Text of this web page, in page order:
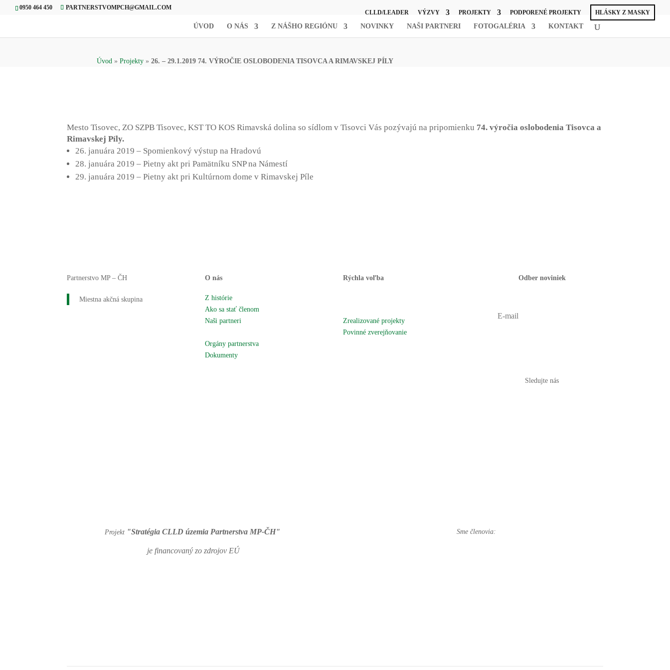
0950 464 450 PARTNERSTVOMPCH@GMAIL.COM
CLLD/LEADER VÝZVY PROJEKTY PODPORENÉ PROJEKTY HLÁSKY Z MASKY
ÚVOD O NÁS Z NÁŠHO REGIÓNU NOVINKY NAŠI PARTNERI FOTOGALÉRIA KONTAKT
Úvod »Projekty »26. – 29.1.2019 74. VÝROČIE OSLOBODENIA TISOVCA A RIMAVSKEJ PÍLY
Mesto Tisovec, ZO SZPB Tisovec, KST TO KOS Rimavská dolina so sídlom v Tisovci Vás pozývajú na pripomienku 74. výročia oslobodenia Tisovca a
Rimavskej Píly.
26. januára 2019 – Spomienkový výstup na Hradovú
28. januára 2019 – Pietny akt pri Pamätníku SNP na Námestí
29. januára 2019 – Pietny akt pri Kultúrnom dome v Rimavskej Píle
Partnerstvo MP – ČH
Miestna akčná skupina
O nás
Z histórie
Ako sa stať členom
Naši partneri
Orgány partnerstva
Dokumenty
Rýchla voľba
Zrealizované projekty
Povinné zverejňovanie
Odber noviniek
Sledujte nás
Projekt "Stratégia CLLD územia Partnerstva MP-ČH"
je financovaný zo zdrojov EÚ
Sme členovia: